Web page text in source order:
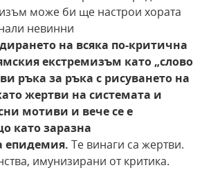
може би ще настрои хората
невинни
на всяка по-критична
екстремизъм като „слово
ръка за ръка с рисуването на
жертви на системата и
мотиви и вече се е
като заразна
епидемия. Те винаги са жертви.
имунизирани от критика.